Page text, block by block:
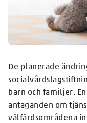
De planerade
barn och familjer.
antaganden om
välfärdsområdena